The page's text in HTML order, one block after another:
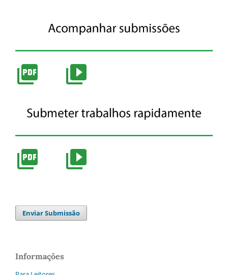
Enviar Submissão
Informações